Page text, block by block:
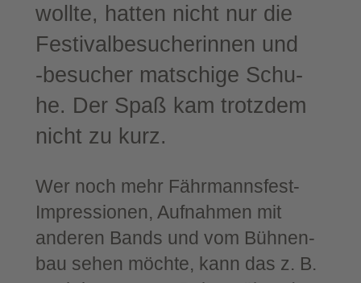
woll­te, hat­ten nicht nur die
Fes­ti­val­be­su­che­rin­nen und
‑besu­cher mat­schi­ge Schu­
he. Der Spaß kam trotz­dem
nicht zu kurz.
Wer noch mehr Fährmannsfest-​
Impressionen, Auf­nah­men mit
ande­ren Bands und vom Büh­nen­
bau sehen möch­te, kann das z. B.